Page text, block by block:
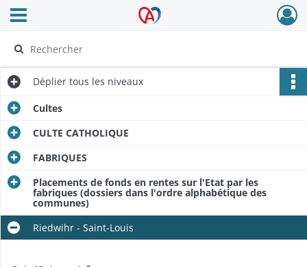
Archives Alsace - Colmar
Ouvrir le menu déroulant
Déplier tous les niveaux
Cultes
CULTE CATHOLIQUE
FABRIQUES
Placements de fonds en rentes sur l'Etat par les
fabriques (dossiers dans l'ordre alphabétique des
communes)
Riedwihr - Saint-Louis